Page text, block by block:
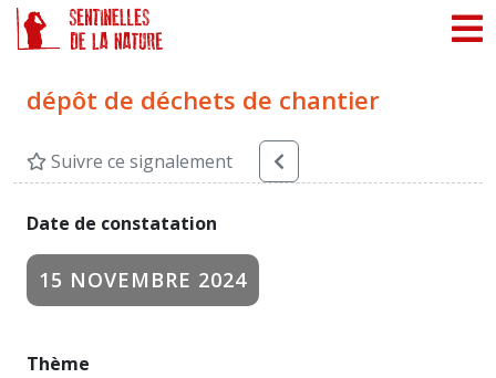
dépôt de déchets de chantier
Suivre ce signalement
Date de constatation
15 NOVEMBRE 2024
Thème
Panneau de gestion des cookies